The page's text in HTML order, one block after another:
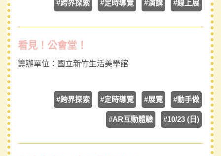
#跨界探索 #定時導覽 #演講 #線上展
看見！公會堂！
籌辦單位： 國立新竹生活美學館
#跨界探索 #定時導覽 #展覽 #動手做
#AR互動體驗 #10/23 (日)